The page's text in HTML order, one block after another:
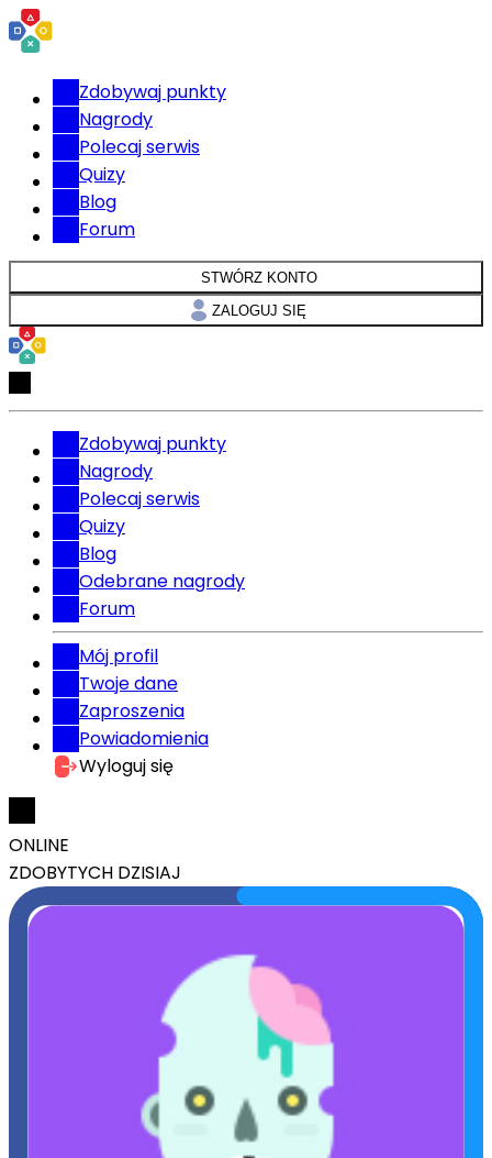
Zdobywaj punkty
Nagrody
Polecaj serwis
Quizy
Blog
Forum
STWÓRZ KONTO
ZALOGUJ SIĘ
Zdobywaj punkty
Nagrody
Polecaj serwis
Quizy
Blog
Odebrane nagrody
Forum
Mój profil
Twoje dane
Zaproszenia
Powiadomienia
Wyloguj się
ONLINE
ZDOBYTYCH DZISIAJ